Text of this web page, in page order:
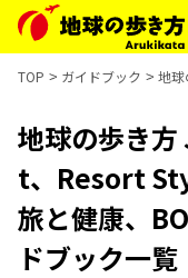
TOP ガイドブック 地球
地球の歩き
t、Resort
旅と健康、
ドブック一覧